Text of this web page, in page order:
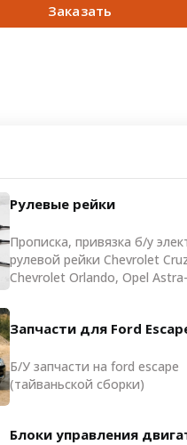
Заказать
Рулевые рейки
Прописка, привязка б/у
рулевой рейки Chevrolet
Chevrolet Orlando, Opel Astra-
Запчасти для Ford
Б/У запчасти на ford escape
(тайваньской сборки)
Блоки управления